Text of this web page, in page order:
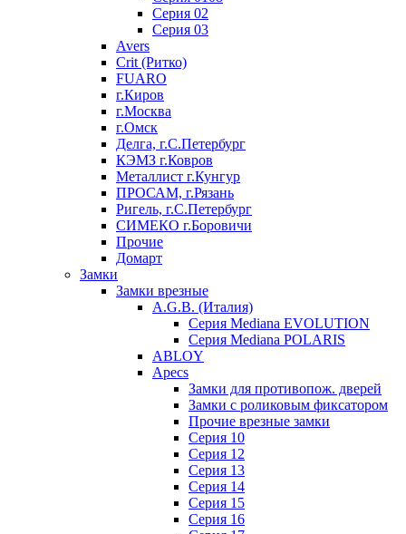
Серия 02
Серия 03
Avers
Crit (Ритко)
FUARO
г.Киров
г.Москва
г.Омск
Делга, г.С.Петербург
КЭМЗ г.Ковров
Металлист г.Кунгур
ПРОСАМ, г.Рязань
Ригель, г.С.Петербург
СИМЕКО г.Боровичи
Прочие
Домарт
Замки
Замки врезные
A.G.B. (Италия)
Серия Mediana EVOLUTION
Серия Mediana POLARIS
ABLOY
Apecs
Замки для противопож. дверей
Замки с роликовым фиксатором
Прочие врезные замки
Серия 10
Серия 12
Серия 13
Серия 14
Серия 15
Серия 16